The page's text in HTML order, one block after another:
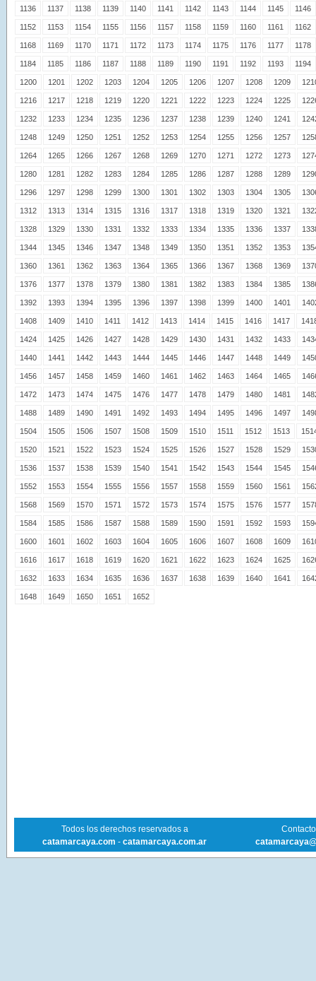
1136 1137 1138 1139 1140 1141 1142 1143 1144 1145 1146
1152 1153 1154 1155 1156 1157 1158 1159 1160 1161 1162
1168 1169 1170 1171 1172 1173 1174 1175 1176 1177 1178
1184 1185 1186 1187 1188 1189 1190 1191 1192 1193 1194
1200 1201 1202 1203 1204 1205 1206 1207 1208 1209
1216 1217 1218 1219 1220 1221 1222 1223 1224 1225
1232 1233 1234 1235 1236 1237 1238 1239 1240 1241
1248 1249 1250 1251 1252 1253 1254 1255 1256 1257
1264 1265 1266 1267 1268 1269 1270 1271 1272 1273
1280 1281 1282 1283 1284 1285 1286 1287 1288 1289
1296 1297 1298 1299 1300 1301 1302 1303 1304 1305
1312 1313 1314 1315 1316 1317 1318 1319 1320 1321
1328 1329 1330 1331 1332 1333 1334 1335 1336 1337
1344 1345 1346 1347 1348 1349 1350 1351 1352 1353
1360 1361 1362 1363 1364 1365 1366 1367 1368 1369
1376 1377 1378 1379 1380 1381 1382 1383 1384 1385
1392 1393 1394 1395 1396 1397 1398 1399 1400 1401
1408 1409 1410 1411 1412 1413 1414 1415 1416 1417
1424 1425 1426 1427 1428 1429 1430 1431 1432 1433
1440 1441 1442 1443 1444 1445 1446 1447 1448 1449
1456 1457 1458 1459 1460 1461 1462 1463 1464 1465
1472 1473 1474 1475 1476 1477 1478 1479 1480 1481
1488 1489 1490 1491 1492 1493 1494 1495 1496 1497
1504 1505 1506 1507 1508 1509 1510 1511 1512 1513
1520 1521 1522 1523 1524 1525 1526 1527 1528 1529
1536 1537 1538 1539 1540 1541 1542 1543 1544 1545
1552 1553 1554 1555 1556 1557 1558 1559 1560 1561
1568 1569 1570 1571 1572 1573 1574 1575 1576 1577
1584 1585 1586 1587 1588 1589 1590 1591 1592 1593
1600 1601 1602 1603 1604 1605 1606 1607 1608 1609
1616 1617 1618 1619 1620 1621 1622 1623 1624 1625
1632 1633 1634 1635 1636 1637 1638 1639 1640 1641
1648 1649 1650 1651 1652
Todos los derechos reservados a
catamarcaya.com - catamarcaya.com.ar